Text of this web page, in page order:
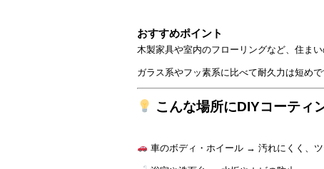
おすすめポイント
木製家具や室内のフローリングなど、住まい
ガラス系やフッ素系に比べて耐久力は短め
こんな場所にDIYコーティ
車のボディ・ホイール → 汚れにくく、